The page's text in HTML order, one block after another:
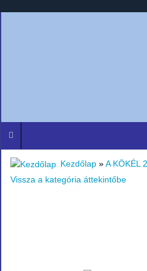
Kezdőlap »A KÖKÉL
Vissza a kategória áttekintőbe